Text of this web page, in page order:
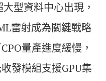
型資料中心出現，
雷射成為關鍵戰略
量產進度緩慢，
發模組支援GPU集